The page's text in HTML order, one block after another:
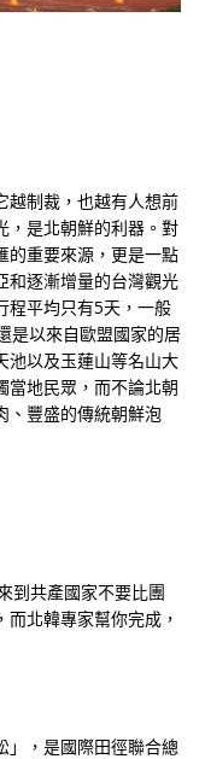
越制裁，也越有人想前
，是北朝鮮的利器。對
的重要來源，更是一點
和逐漸增量的台灣觀光
程平均只有5天，一般
是以來自歐盟國家的居
池以及玉蓮山等名山大
當地民眾，而不論北朝
、豐盛的傳統朝鮮泡
到共產國家不要比團
北韓專家幫你完成，
」，是國際田徑聯合總